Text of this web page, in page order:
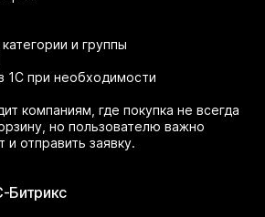
и группы
1С при необходимости
компаниям, где покупка не всегда
но пользователю важно
и отправить заявку.
Битрикс